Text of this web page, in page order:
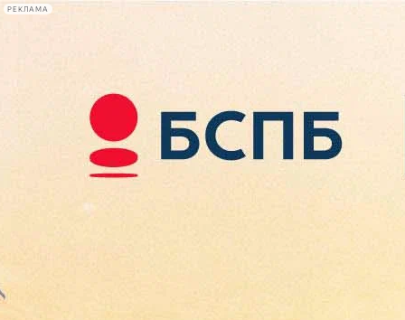
РЕКЛАМА
Сегодня:
2026.08.09
14:36
Афиша Plus